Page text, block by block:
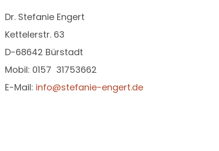
Dr. Stefanie Engert
Kettelerstr. 63
D-68642 Bürstadt
Mobil: 0157 31753662
E-Mail: info@stefanie-engert.de